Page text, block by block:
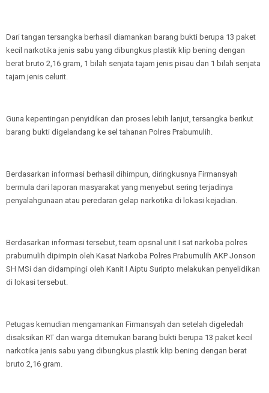
Dari tangan tersangka berhasil diamankan barang bukti berupa 13 paket
kecil narkotika jenis sabu yang dibungkus plastik klip bening dengan
berat bruto 2,16 gram, 1 bilah senjata tajam jenis pisau dan 1 bilah senjata
tajam jenis celurit.
Guna kepentingan penyidikan dan proses lebih lanjut, tersangka berikut
barang bukti digelandang ke sel tahanan Polres Prabumulih.
Berdasarkan informasi berhasil dihimpun, diringkusnya Firmansyah
bermula dari laporan masyarakat yang menyebut sering terjadinya
penyalahgunaan atau peredaran gelap narkotika di lokasi kejadian.
Berdasarkan informasi tersebut, team opsnal unit I sat narkoba polres
prabumulih dipimpin oleh Kasat Narkoba Polres Prabumulih AKP Jonson
SH MSi dan didampingi oleh Kanit I Aiptu Suripto melakukan penyelidikan
di lokasi tersebut.
Petugas kemudian mengamankan Firmansyah dan setelah digeledah
disaksikan RT dan warga ditemukan barang bukti berupa 13 paket kecil
narkotika jenis sabu yang dibungkus plastik klip bening dengan berat
bruto 2,16 gram.